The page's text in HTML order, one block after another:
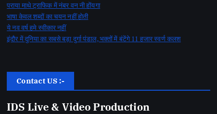
पराया माथे ट्राफिक में नंबर वन नी होंयगा
भाषा केवल शब्दों का चयन नहीं होती
ये नव वर्ष हमे स्वीकार नहीं
इंदौर में दुनिया का सबसे बड़ा दुर्गा पंडाल, भक्तों में बंटेंगे 11 हजार स्वर्ण कलश
Contact US :-
IDS Live & Video Production